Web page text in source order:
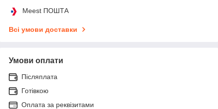
Meest ПОШТА
Всі умови доставки
Умови оплати
Післяплата
Готівкою
Оплата за реквізитами